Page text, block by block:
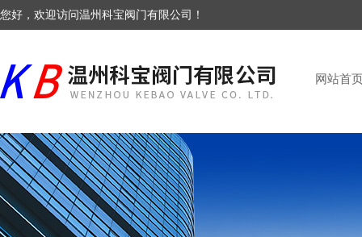
您好，欢迎访问温州科宝阀门有限公司！
网站首